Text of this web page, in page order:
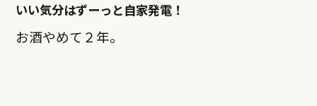
いい気分はずーっと自家発電！
お酒やめて２年。